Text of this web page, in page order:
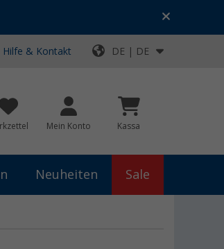
Top-Deals für dein Abenteuer!
Hilfe & Kontakt DE | DE
Mein Konto Kassa
Neuheiten Sale